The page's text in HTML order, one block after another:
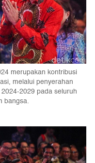
merupakan kontribusi
melalui penyerahan
2029 pada seluruh
bangsa.